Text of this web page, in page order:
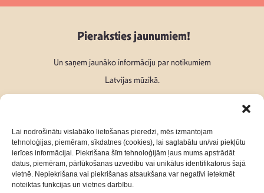
Lai nodrošinātu vislabāko lietošanas pieredzi, mēs izmantojam
tehnoloģijas, piemēram, sīkdatnes (cookies), lai saglabātu un/vai piekļūtu
ierīces informācijai. Piekrišana šīm tehnoloģijām ļaus mums apstrādāt
datus, piemēram, pārlūkošanas uzvedību vai unikālus identifikatorus šajā
vietnē. Nepiekrišana vai piekrišanas atsaukšana var negatīvi ietekmēt
noteiktas funkcijas un vietnes darbību.
Pieraksties jaunumiem!
Un saņem jaunāko informāciju par notikumiem
Latvijas mūzikā.
Seko mums: